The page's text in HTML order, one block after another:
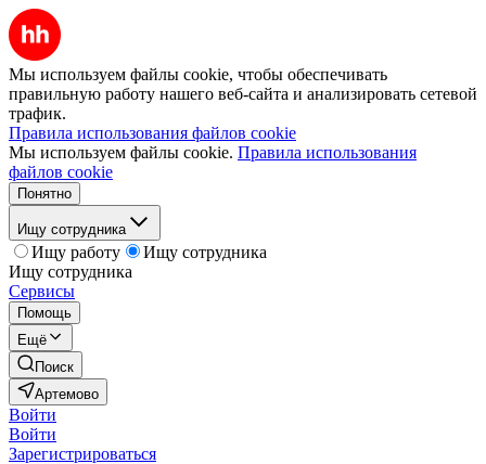
Мы используем файлы cookie, чтобы обеспечивать
правильную работу нашего веб-сайта и анализировать сетевой
трафик.
Правила использования файлов cookie
Мы используем файлы cookie. Правила использования
файлов cookie
Понятно
Ищу сотрудника
Ищу работу
Ищу сотрудника
Ищу сотрудника
Сервисы
Помощь
Ещё
Поиск
Артемово
Войти
Войти
Зарегистрироваться